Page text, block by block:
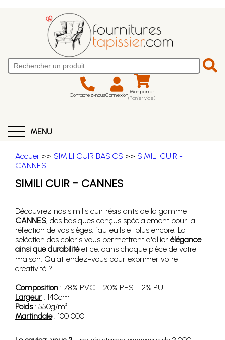
Contactez-nousConnexion Mon panier
(Panier vide)
MENU
Accueil >> SIMILI CUIR BASICS >> SIMILI CUIR -
CANNES
SIMILI CUIR - CANNES
Découvrez nos similis cuir résistants de la gamme
CANNES, des basiques conçus spécialement pour la
réfection de vos sièges, fauteuils et plus encore. La
séléction des coloris vous permettront d'allier élégance
ainsi que durabilitéet ce, dans chaque pièce de votre
maison. Qu'attendez-vous pour exprimer votre
créativité ?
Composition : 78% PVC - 20% PES - 2% PU
Largeur: 140cm
Poids: 550g/m²
Martindale: 100 000